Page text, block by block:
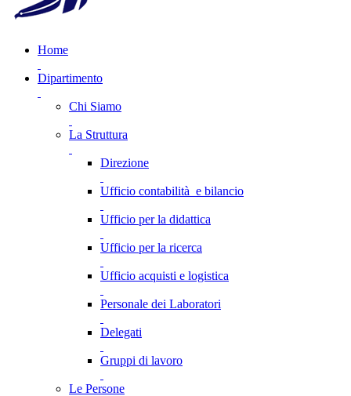
Home
Dipartimento
Chi Siamo
La Struttura
Direzione
Ufficio contabilità e bilancio
Ufficio per la didattica
Ufficio per la ricerca
Ufficio acquisti e logistica
Personale dei Laboratori
Delegati
Gruppi di lavoro
Le Persone